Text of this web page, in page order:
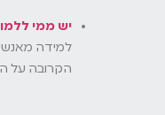
יש ממי
למידה
הקרובה על